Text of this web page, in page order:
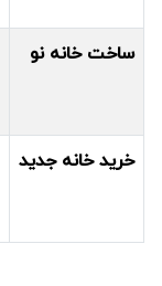
ساخت خانه نو
خرید خانه جدید